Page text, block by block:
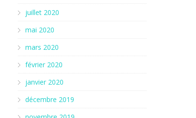
juillet 2020
mai 2020
mars 2020
février 2020
janvier 2020
décembre 2019